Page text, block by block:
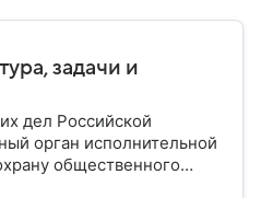
задачи и
дел Российской
орган исполнительной
общественного
обеспечение